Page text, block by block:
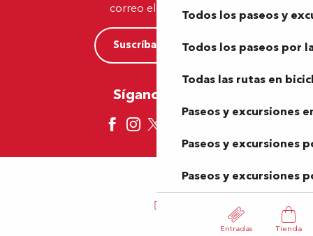
Todos los paseos y
Todos los paseos por
Todas las rutas en
Paseos y excursiones
Paseos y excursiones
Paseos y excursiones
Entradas Tienda
correo electrónico
Suscríbase ahora
Síganos aquí